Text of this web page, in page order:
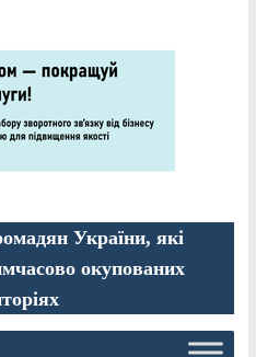
України, які
окупованих